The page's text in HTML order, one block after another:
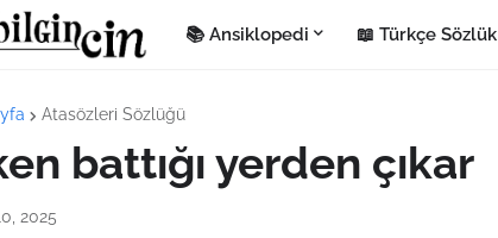
📚 Ansiklopedi 📖 Türkçe Sözlük
Atasözleri Sözlüğü
battığı yerden çıkar
2025